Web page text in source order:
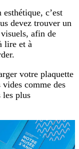
c’est
devez trouver un
afin de
lire et à
votre plaquette
comme des
les plus